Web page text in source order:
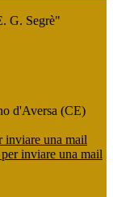
G. Segrè"
d'Aversa (CE)
inviare una mail
inviare una mail